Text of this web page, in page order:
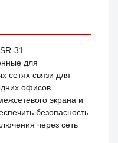
31 —
для
сетях связи для
офисов
экрана и
безопасность
через сеть